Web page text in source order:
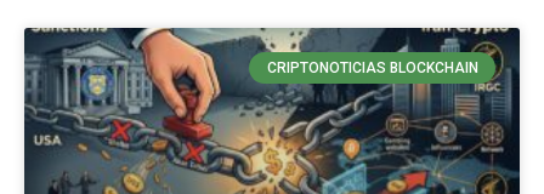
CRIPTONOTICIAS BLOCKCHAIN